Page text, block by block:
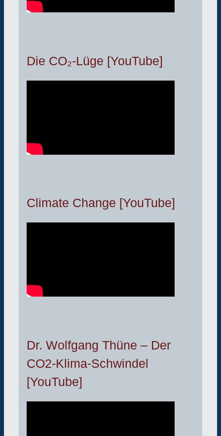
Die CO₂-Lüge [YouTube]
Climate Change [YouTube]
Dr. Wolfgang Thüne – Der
CO2-Klima-Schwindel
[YouTube]